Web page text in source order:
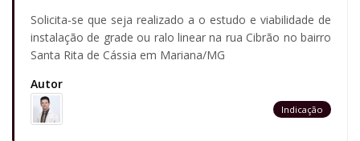
Solicita-se que seja realizado a o estudo e viabilidade de
instalação de grade ou ralo linear na rua Cibrão no bairro
Santa Rita de Cássia em Mariana/MG
Autor
Indicação